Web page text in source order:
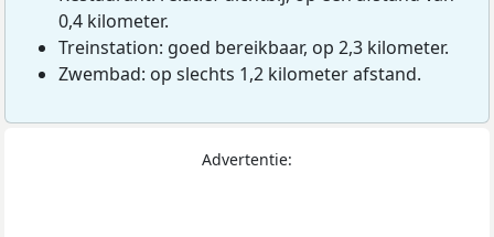
0,4 kilometer.
Treinstation: goed bereikbaar, op 2,3 kilometer.
Zwembad: op slechts 1,2 kilometer afstand.
Advertentie: